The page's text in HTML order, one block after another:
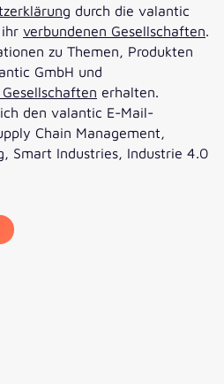
durch die valantic
verbundenen Gesellschaften.
zu Themen, Produkten
GmbH und
erhalten.
den valantic E-Mail-
Chain Management,
Smart Industries, Industrie 4.0